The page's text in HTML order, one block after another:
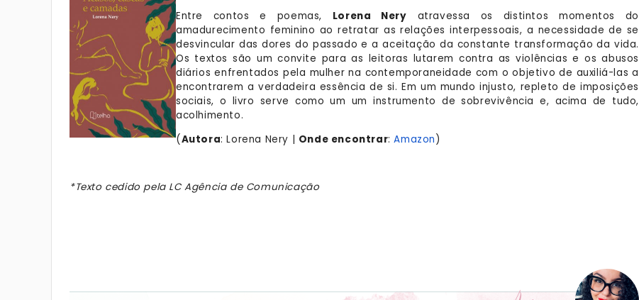
Entre contos e poemas, Lorena Nery atravessa os distintos momentos do
amadurecimento feminino ao retratar as relações interpessoais, a necessidade de se
desvincular das dores do passado e a aceitação da constante transformação da vida.
Os textos são um convite para as leitoras lutarem contra as violências e os abusos
diários enfrentados pela mulher na contemporaneidade com o objetivo de auxiliá-las a
encontrarem a verdadeira essência de si. Em um mundo injusto, repleto de imposições
sociais, o livro serve como um um instrumento de sobrevivência e, acima de tudo,
acolhimento.
(Autora: Lorena Nery | Onde encontrar:Amazon)
*Texto cedido pela LC Agência de Comunicação